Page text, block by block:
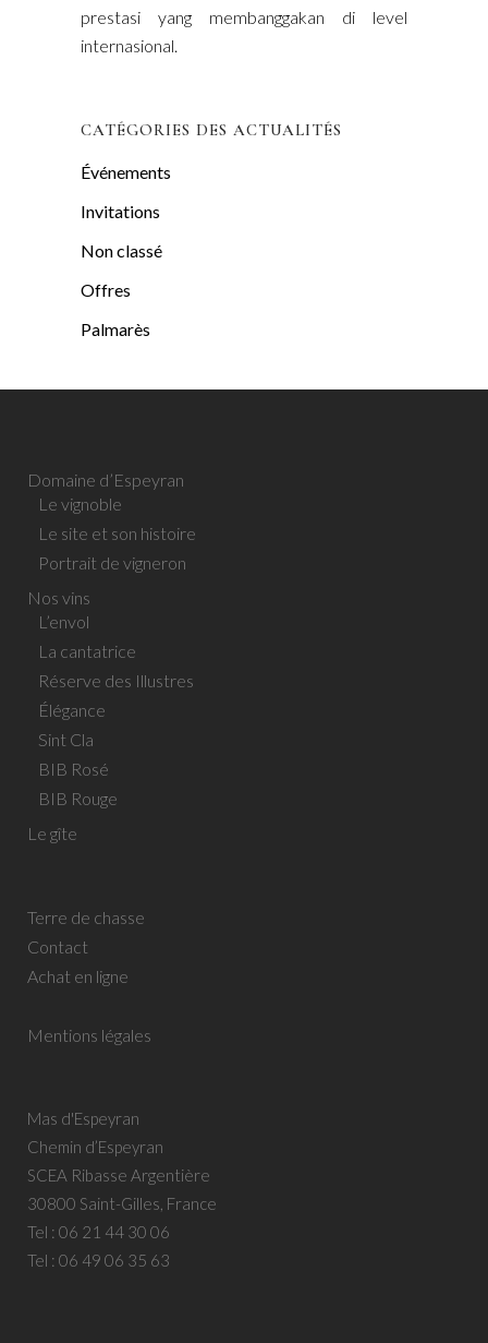
prestasi yang membanggakan di level
internasional.
CATÉGORIES DES ACTUALITÉS
Événements
Invitations
Non classé
Offres
Palmarès
Domaine d’Espeyran
Le vignoble
Le site et son histoire
Portrait de vigneron
Nos vins
L’envol
La cantatrice
Réserve des Illustres
Élégance
Sint Cla
BIB Rosé
BIB Rouge
Le gîte
Terre de chasse
Contact
Achat en ligne
Mentions légales
Mas d'Espeyran
Chemin d’Espeyran
SCEA Ribasse Argentière
30800 Saint-Gilles, France
Tel : 06 21 44 30 06
Tel : 06 49 06 35 63